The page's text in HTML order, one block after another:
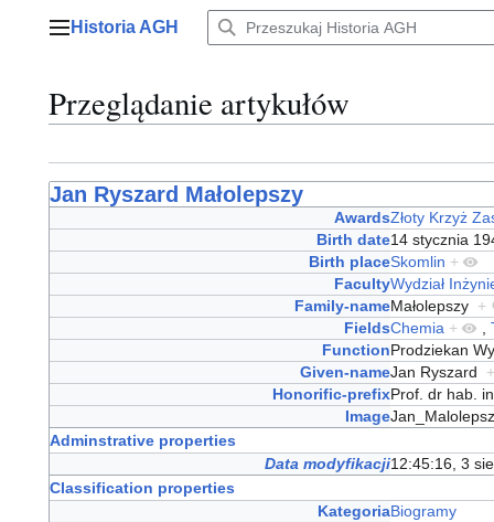
Menu główne
Historia AGH
Przeglądanie artykułów
Jan Ryszard Małolepszy
AwardsZłoty Krzyż
Birth date14 stycznia
Birth placeSkomlin +
FacultyWydział
Family-nameMałolepszy +
FieldsChemia +
FunctionProdziekan
Given-nameJan Ryszard +
Honorific-prefixProf. dr hab.
Image
Adminstrative properties
Data modyfikacji12:45:16, 3
Classification properties
KategoriaBiogramy